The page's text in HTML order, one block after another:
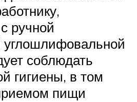
ручной
углошлифовальной
соблюдать
гигиены, в том
пищи